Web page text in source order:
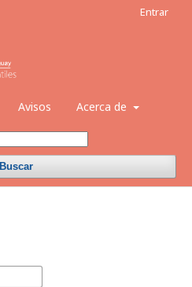
Avisos Acerca de
Buscar
Entrar